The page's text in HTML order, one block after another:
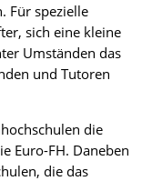
Für spezielle
sich eine kleine
Umständen das
und Tutoren
die
Euro-FH. Daneben
die das